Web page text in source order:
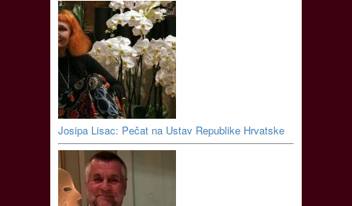
Josipa Lisac: Pečat na Ustav Republike Hrvatske